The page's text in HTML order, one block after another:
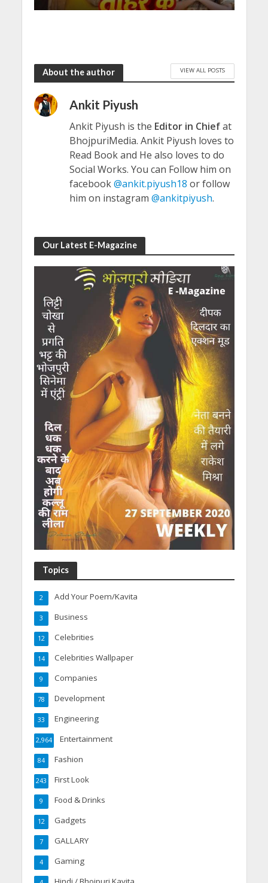
About the author VIEW ALL POSTS
Ankit Piyush
Ankit Piyush is the Editor in Chiefat
BhojpuriMedia. Ankit Piyush loves to
Read Book and He also loves to do
Social Works. You can Follow him on
facebook@ankit.piyush18 or follow
him on instagram @ankitpiyush.
Our Latest E-Magazine
Topics
Add Your Poem/Kavita
2
Business
3
Celebrities
12
Celebrities Wallpaper
14
Companies
9
Development
78
Engineering
33
Entertainment
2,964
Fashion
84
First Look
243
Food & Drinks
9
Gadgets
12
GALLARY
7
Gaming
4